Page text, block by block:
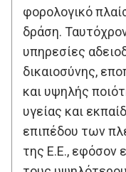
φορολογικό
δράση.
υπηρεσίες
δικαιοσύνης,
και υψηλής
υγείας και
επιπέδου των
της Ε.Ε., εφόσον